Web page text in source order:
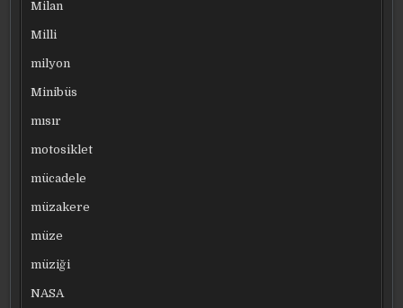
Milan
Milli
milyon
Minibüs
mısır
motosiklet
mücadele
müzakere
müze
müziği
NASA